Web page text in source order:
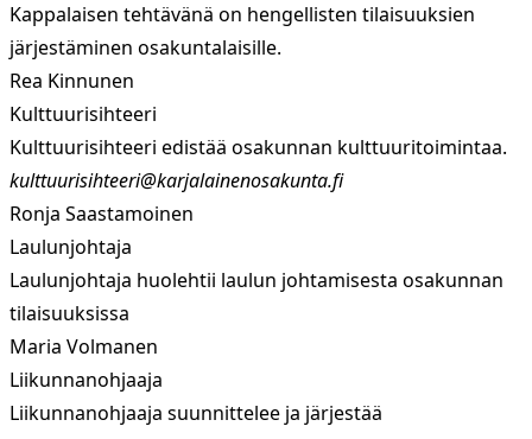
Kappalaisen tehtävänä on hengellisten tilaisuuksien
järjestäminen osakuntalaisille.
Rea Kinnunen
Kulttuurisihteeri
Kulttuurisihteeri edistää osakunnan kulttuuritoimintaa.
kulttuurisihteeri@karjalainenosakunta.fi
Ronja Saastamoinen
Laulunjohtaja
Laulunjohtaja huolehtii laulun johtamisesta osakunnan
tilaisuuksissa
Maria Volmanen
Liikunnanohjaaja
Liikunnanohjaaja suunnittelee ja järjestää